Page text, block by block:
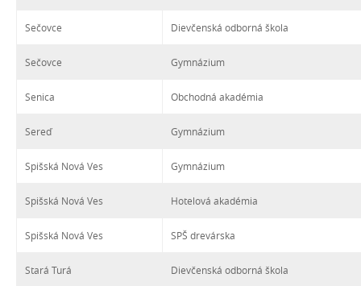
Sečovce Dievčenská odborná škola
Sečovce Gymnázium
Senica Obchodná akadémia
Sereď Gymnázium
Spišská Nová Ves Gymnázium
Spišská Nová Ves Hotelová akadémia
Spišská Nová Ves SPŠ drevárska
Stará Turá Dievčenská odborná škola